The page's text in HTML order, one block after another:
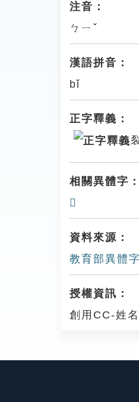
注音：
ㄅㄧˇ
漢語拼音：
bǐ
正字釋義：
相關異體字：
𢁦
資料來源：
教育部異體
授權資訊：
創用CC-姓